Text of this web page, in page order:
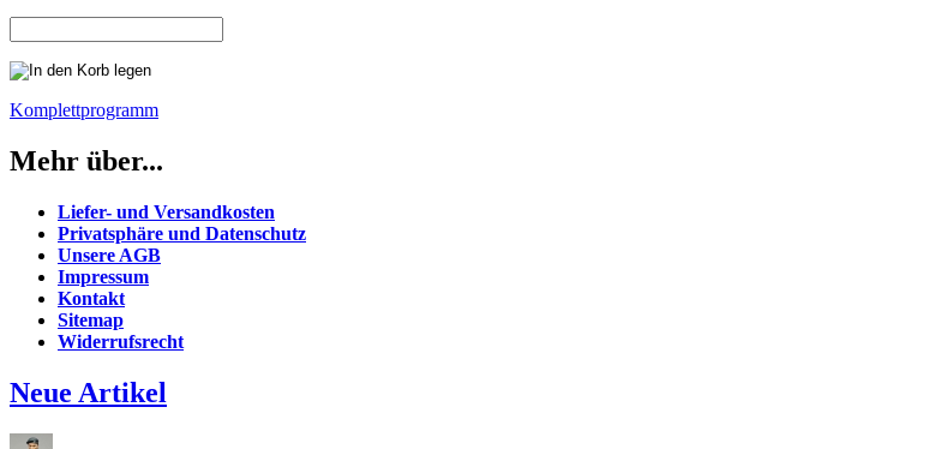
Komplettprogramm
Mehr über...
Liefer- und Versandkosten
Privatsphäre und Datenschutz
Unsere AGB
Impressum
Kontakt
Sitemap
Widerrufsrecht
Neue Artikel